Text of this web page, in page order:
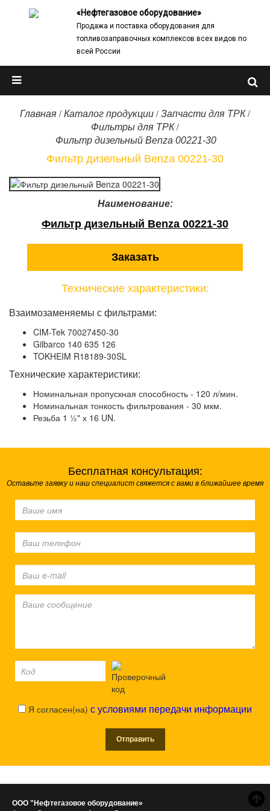
«Нефтегазовое оборудование»
Продажа и поставка оборудования для
топливозаправочных комплексов всех видов по
всей России
Главная / Каталог продукции / Запчасти для ТРК/
Фильтры для ТРК/
Фильтр дизельный Benza 00221-30
Фильтр дизельный Benza 00221-30
Наименование:
Фильтр дизельный Benza 00221-30
Заказать
Технические характеристики:
Взаимозаменяемы с фильтрами:
CIM-Tek 70027450-30
Gilbarco 140 635 126
TOKHEIM R18189-30SL
Технические характеристики:
Номинальная пропускная способность - 120 л/мин.
Номинальная тонкость фильтрования - 30 мкм.
Резьба 1 ½" х 16 UN.
Бесплатная консультация:
Оставьте заявку и наш специалист свяжется с вами в ближайшее время
Я согласен(на) с условиями передачи информации
ООО "Нефтегазовое оборудование»